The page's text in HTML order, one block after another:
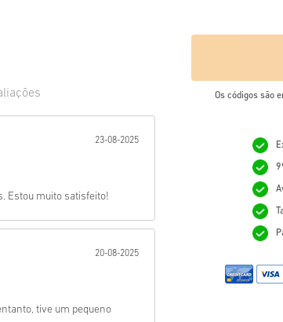
23-08-2025
Estou muito satisfeito!
20-08-2025
tive um pequeno
Os códigos são